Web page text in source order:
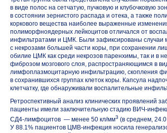
в виде полос на сетчатую, пучковую и клубочковую
в состоянии зернистого распада и отека, а также
коркового вещества наиболее выраженные
полиморфноядерных лейкоцитов отличался от
инфильтратами и ЦМК. Были зафиксированы случаи
с некрозами большей части коры, при сохранении
обилие ЦМК как среди некрозов паренхимы, так и в
фиброзом мозгового слоя, распространяющимся в
лимфоплазмоцитарную инфильтрацию, скопления
в сохранившихся группах клеток коры. Капсула
клетчатку, где обнаруживали воспалительные
Ретроспективный анализ клинических проявлений
пациенты имели заключительную стадию ВИЧ-
СД4-лимфоцитов — менее 50 кл/мм3 (в среднем,
У 88.1% пациентов ЦМВ-инфекция носила